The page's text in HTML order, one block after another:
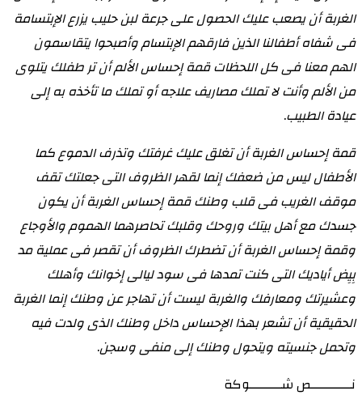
الغربة أن يصعب عليك الحصول على جرعة لبن حليب يزرع الإبتسامة
فى شفاه أطفالنا الذين فارقهم الإبتسام وأصبحوا يتقاسمون
الهم معنا فى كل اللحظات قمة إحساس الألم أن تر طفلك يتلوى
من الألم وأنت لا تملك مصاريف علاجه أو تملك ما تأخذه به إلى
عيادة الطبيب.
قمة إحساس الغربة أن تغلق عليك غرفتك وتذرف الدموع كما
الأطفال ليس من ضعفك إنما لقهر الظروف التى جعلتك تقف
موقف الغريب فى قلب وطنك قمة إحساس الغربة أن يكون
جسدك مع أهل بيتك وروحك وقلبك تحاصرهما الهموم والأوجاع
وقمة إحساس الغربة أن تضطرك الظروف أن تقصر فى عملية مد
بِيِض أياديك التى كنت تمدها فى سود ليالى إخوانك وأهلك
وعشيرتك ومعارفك والغربة ليست أن تهاجر عن وطنك إنما الغربة
الحقيقية أن تشعر بهذا الإحساس داخل وطنك الذى ولدت فيه
وتحمل جنسيته ويتحول وطنك إلى منفى وسجن.
نــــــــــص شــــــــوكة